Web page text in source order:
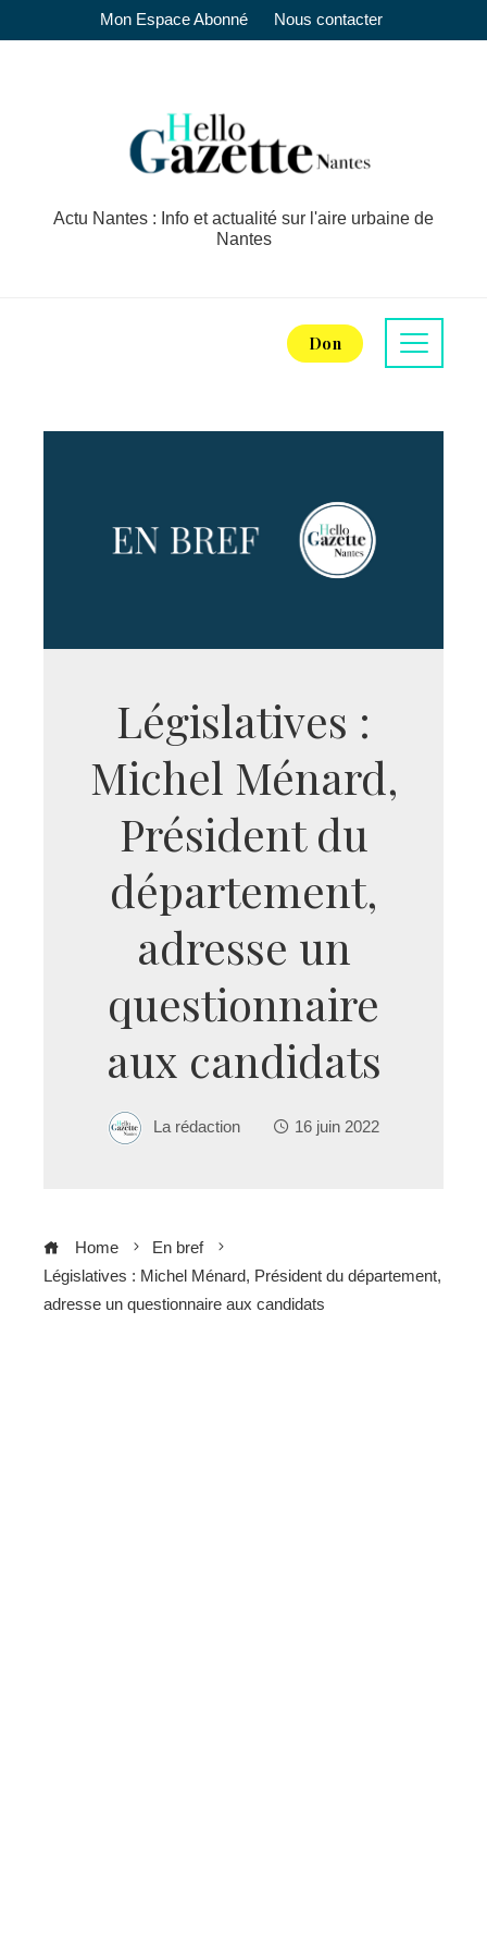
Mon Espace Abonné Nous contacter
Actu Nantes : Info et actualité sur l'aire urbaine de
Nantes
Don
Législatives :
Michel Ménard,
Président du
département,
adresse un
questionnaire
aux candidats
La rédaction 16 juin 2022
Home
En bref
Législatives : Michel Ménard, Président du département,
adresse un questionnaire aux candidats